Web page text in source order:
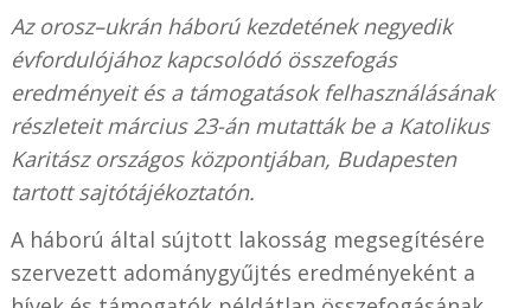
Az orosz–ukrán háború kezdetének negyedik
évfordulójához kapcsolódó összefogás
eredményeit és a támogatások felhasználásának
részleteit március 23-án mutatták be a Katolikus
Karitász országos központjában, Budapesten
tartott sajtótájékoztatón.
A háború által sújtott lakosság megsegítésére
szervezett adománygyűjtés eredményeként a